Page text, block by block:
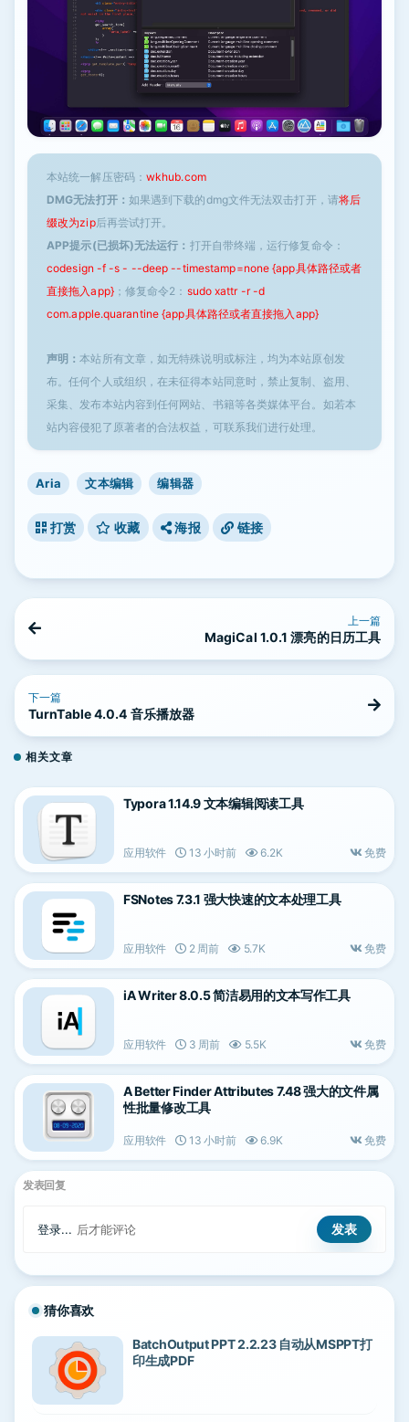
本站统一解压密码： wkhub.com
DMG无法打开： 如果遇到下载的dmg文件无法双击打开，请将后
缀改为zip后再尝试打开。
APP提示(已损坏)无法运行： 打开自带终端，运行修复命令：
codesign -f -s - --deep --timestamp=none {app具体路径或者
直接拖入app}；修复命令2： sudo xattr -r -d
com.apple.quarantine {app具体路径或者直接拖入app}
声明：本站所有文章，如无特殊说明或标注，均为本站原创发
布。任何个人或组织，在未征得本站同意时，禁止复制、盗用、
采集、发布本站内容到任何网站、书籍等各类媒体平台。如若本
站内容侵犯了原著者的合法权益，可联系我们进行处理。
Aria 文本编辑 编辑器
打赏 收藏 海报 链接
上一篇
MagiCal 1.0.1 漂亮的日历工具
下一篇
TurnTable 4.0.4 音乐播放器
相关文章
Typora 1.14.9 文本编辑阅读工具
应用软件 13 小时前 6.2K 免费
FSNotes 7.3.1 强大快速的文本处理工具
应用软件 2 周前 5.7K 免费
iA Writer 8.0.5 简洁易用的文本写作工具
应用软件 3 周前 5.5K 免费
A Better Finder Attributes 7.48 强大的文件属
性批量修改工具
应用软件 13 小时前 6.9K 免费
发表回复
登录... 后才能评论
猜你喜欢
BatchOutput PPT 2.2.23 自动从MSPPT打
印生成PDF